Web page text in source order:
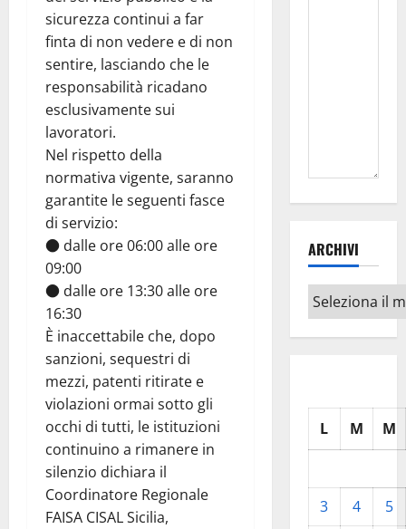
sicurezza continui a far
finta di non vedere e di non
sentire, lasciando che le
responsabilità ricadano
esclusivamente sui
lavoratori.
Nel rispetto della
normativa vigente, saranno
garantite le seguenti fasce
di servizio:
● dalle ore 06:00 alle ore
09:00
● dalle ore 13:30 alle ore
16:30
È inaccettabile che, dopo
sanzioni, sequestri di
mezzi, patenti ritirate e
violazioni ormai sotto gli
occhi di tutti, le istituzioni
continuino a rimanere in
silenzio dichiara il
Coordinatore Regionale
FAISA CISAL Sicilia,
ARCHIVI
Archivi
L M M
3 4
5